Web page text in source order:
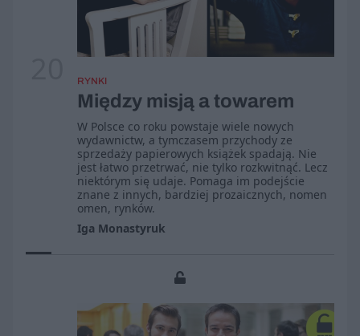
RYNKI
Między misją a towarem
W Polsce co roku powstaje wiele nowych
wydawnictw, a tymczasem przychody ze
sprzedaży papierowych książek spadają. Nie
jest łatwo przetrwać, nie tylko rozkwitnąć. Lecz
niektórym się udaje. Pomaga im podejście
znane z innych, bardziej prozaicznych, nomen
omen, rynków.
Iga Monastyruk